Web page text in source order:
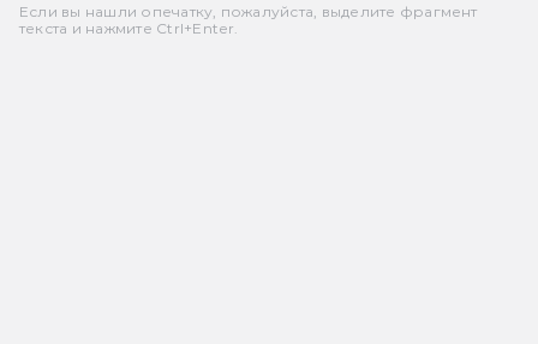
Если вы нашли опечатку, пожалуйста, выделите фрагмент
текста и нажмите Ctrl+Enter.